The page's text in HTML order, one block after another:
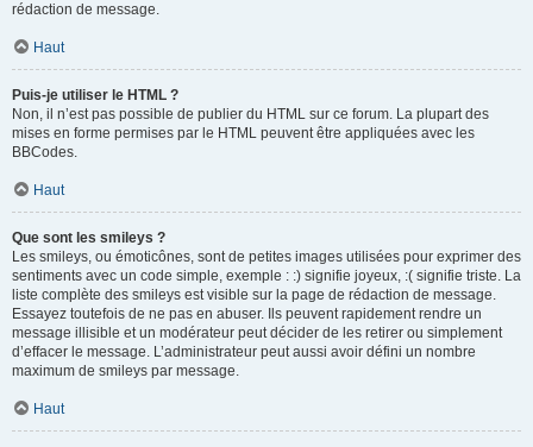
rédaction de message.
Haut
Puis-je utiliser le HTML ?
Non, il n’est pas possible de publier du HTML sur ce forum. La plupart des
mises en forme permises par le HTML peuvent être appliquées avec les
BBCodes.
Haut
Que sont les smileys ?
Les smileys, ou émoticônes, sont de petites images utilisées pour exprimer des
sentiments avec un code simple, exemple : :) signifie joyeux, :( signifie triste. La
liste complète des smileys est visible sur la page de rédaction de message.
Essayez toutefois de ne pas en abuser. Ils peuvent rapidement rendre un
message illisible et un modérateur peut décider de les retirer ou simplement
d’effacer le message. L’administrateur peut aussi avoir défini un nombre
maximum de smileys par message.
Haut